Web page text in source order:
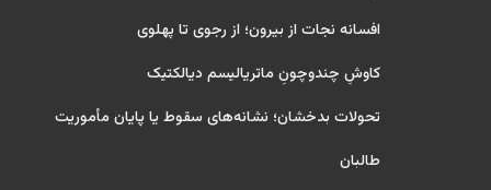
افسانه نجات از بیرون؛ از رجوی تا پهلوی
کاوشِ چندو‌چونِ ماتریالیسم دیالکتیک
تحولات بدخشان؛ نشانه‌های سقوط یا پایان مأموریت
طالبان